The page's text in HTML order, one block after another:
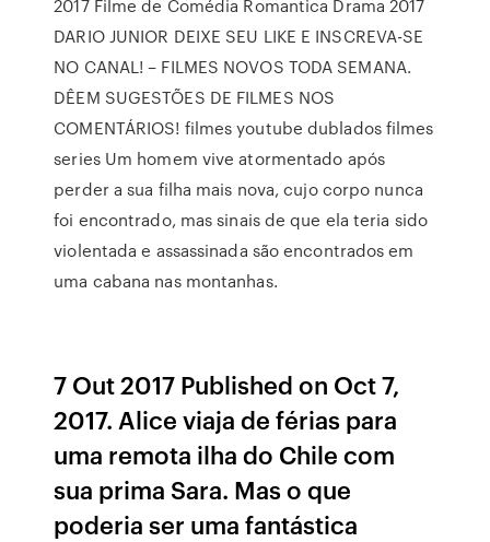
2017 Filme de Comédia Romantica Drama 2017
DARIO JUNIOR DEIXE SEU LIKE E INSCREVA-SE
NO CANAL! – FILMES NOVOS TODA SEMANA.
DÊEM SUGESTÕES DE FILMES NOS
COMENTÁRIOS! filmes youtube dublados filmes
series Um homem vive atormentado após
perder a sua filha mais nova, cujo corpo nunca
foi encontrado, mas sinais de que ela teria sido
violentada e assassinada são encontrados em
uma cabana nas montanhas.
7 Out 2017 Published on Oct 7,
2017. Alice viaja de férias para
uma remota ilha do Chile com
sua prima Sara. Mas o que
poderia ser uma fantástica